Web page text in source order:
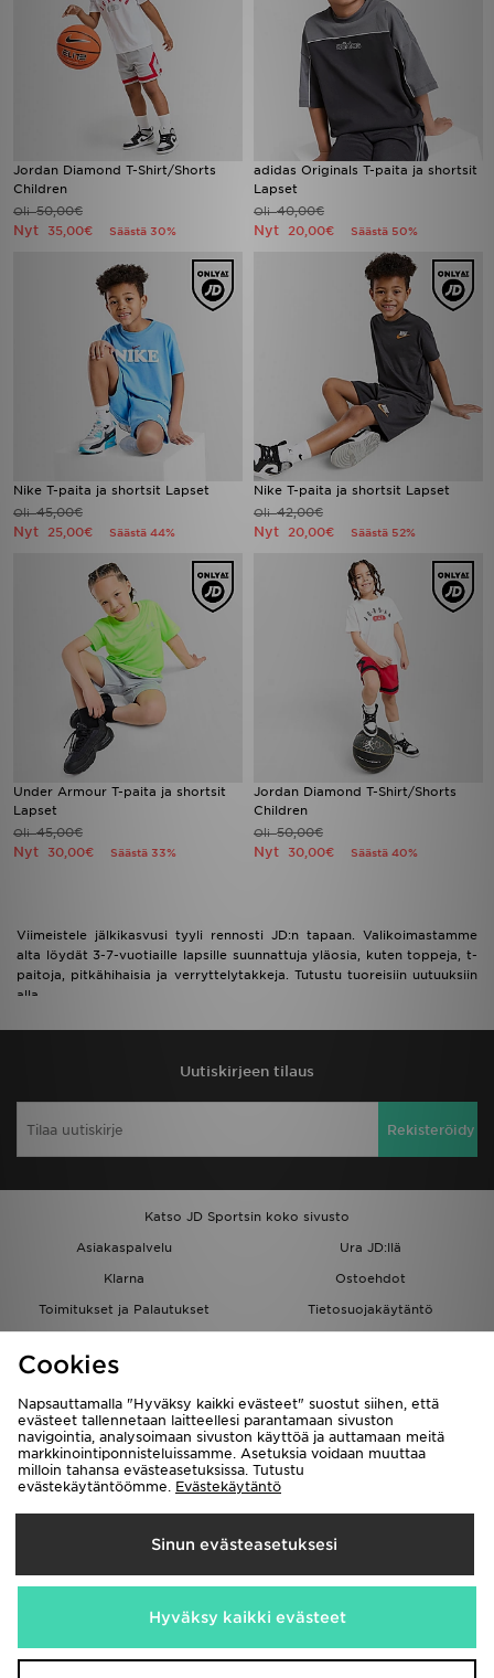
Jordan Diamond T-Shirt/Shorts
Children
Oli50,00€
Nyt 35,00€ Säästä 30%
adidas Originals T-paita ja shortsit
Lapset
Oli40,00€
Nyt 20,00€ Säästä 50%
Nike T-paita ja shortsit Lapset
Oli45,00€
Nyt 25,00€ Säästä 44%
Nike T-paita ja shortsit Lapset
Oli42,00€
Nyt 20,00€ Säästä 52%
Under Armour T-paita ja shortsit
Lapset
Oli45,00€
Nyt 30,00€ Säästä 33%
Jordan Diamond T-Shirt/Shorts
Children
Oli50,00€
Nyt 30,00€ Säästä 40%
Viimeistele jälkikasvusi tyyli rennosti JD:n tapaan. Valikoimastamme
alta löydät 3-7-vuotiaille lapsille suunnattuja yläosia, kuten toppeja, t-
paitoja, pitkähihaisia ja verryttelytakkeja. Tutustu tuoreisiin uutuuksiin
alla.
Uutiskirjeen tilaus
Rekisteröidy
Katso JD Sportsin koko sivusto
Asiakaspalvelu
Ura JD:llä
Klarna
Ostoehdot
Toimitukset ja Palautukset
Tietosuojakäytäntö
Löydä myymälä
Kumppanuusohjelma
JD Blog
Toimitetaan
Suomi
Me hyväksymme seuraavat maksutavat
Cookies
Napsauttamalla "Hyväksy kaikki evästeet" suostut siihen, että
evästeet tallennetaan laitteellesi parantamaan sivuston
navigointia, analysoimaan sivuston käyttöä ja auttamaan meitä
markkinointiponnisteluissamme. Asetuksia voidaan muuttaa
milloin tahansa evästeasetuksissa. Tutustu
evästekäytäntöömme. Evästekäytäntö
Sinun evästeasetuksesi
Hyväksy kaikki evästeet